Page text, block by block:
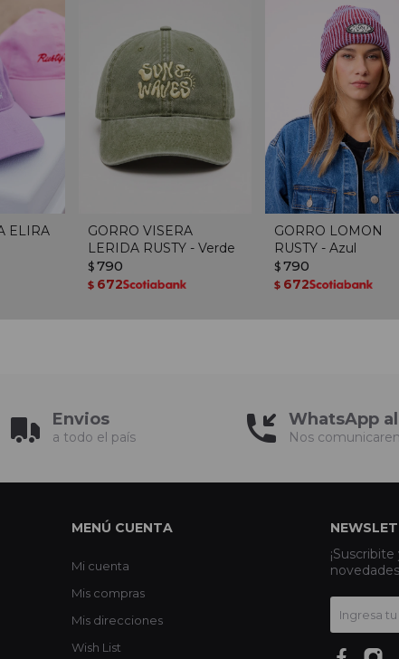
ELIRA
GORRO VISERA
LERIDA RUSTY - Verde
$ 790
$ 672
GORRO LOMON
RUSTY - Azul
$ 790
$ 672
Envios
a todo el país
WhatsApp
Nos
MENÚ CUENTA
Mi cuenta
Mis compras
Mis direcciones
Wish List